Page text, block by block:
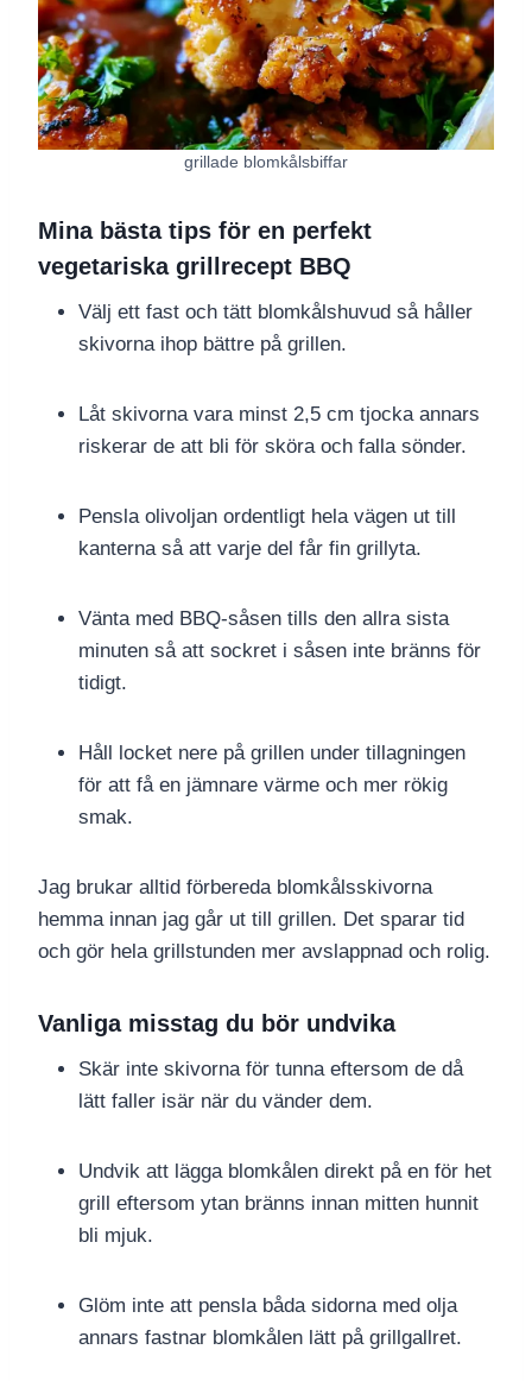
grillade blomkålsbiffar
Mina bästa tips för en perfekt
vegetariska grillrecept BBQ
Välj ett fast och tätt blomkålshuvud så håller
skivorna ihop bättre på grillen.
Låt skivorna vara minst 2,5 cm tjocka annars
riskerar de att bli för sköra och falla sönder.
Pensla olivoljan ordentligt hela vägen ut till
kanterna så att varje del får fin grillyta.
Vänta med BBQ-såsen tills den allra sista
minuten så att sockret i såsen inte bränns för
tidigt.
Håll locket nere på grillen under tillagningen
för att få en jämnare värme och mer rökig
smak.
Jag brukar alltid förbereda blomkålsskivorna
hemma innan jag går ut till grillen. Det sparar tid
och gör hela grillstunden mer avslappnad och rolig.
Vanliga misstag du bör undvika
Skär inte skivorna för tunna eftersom de då
lätt faller isär när du vänder dem.
Undvik att lägga blomkålen direkt på en för het
grill eftersom ytan bränns innan mitten hunnit
bli mjuk.
Glöm inte att pensla båda sidorna med olja
annars fastnar blomkålen lätt på grillgallret.